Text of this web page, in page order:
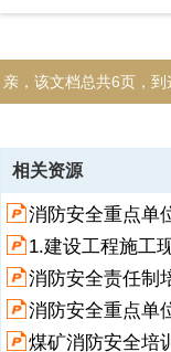
亲，该文档总共6页，
资源描述
1、在施工过程要坚持
刷或从事防水等危险作
（1）机械操作要束紧
具的机座必须稳固，转
查机械、仪表等运转是
路必须绝缘良好，电线
定接零。（5）施工机
相关资源
消防安全重点单
1.建设工程施工
消防安全责任制
消防安全重点单
煤矿消防安全培